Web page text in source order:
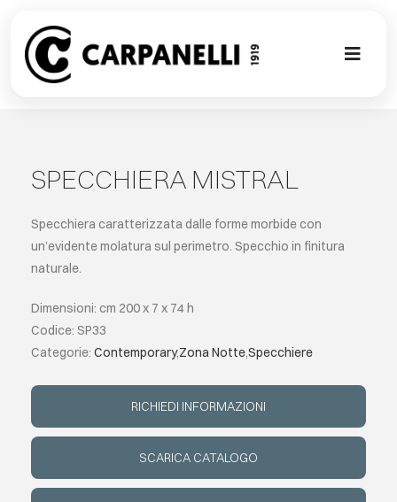
content
Toggle
CLASSIC
ABOUT
EVENTI
CONTATTI
SPECCHIERA MISTRAL
Specchiera caratterizzata dalle forme morbide con
un’evidente molatura sul perimetro. Specchio in finitura
naturale.
Dimensioni: cm 200 x 7 x 74 h
Codice: SP33
Categorie: Contemporary,Zona Notte,Specchiere
RICHIEDI INFORMAZIONI
SCARICA CATALOGO